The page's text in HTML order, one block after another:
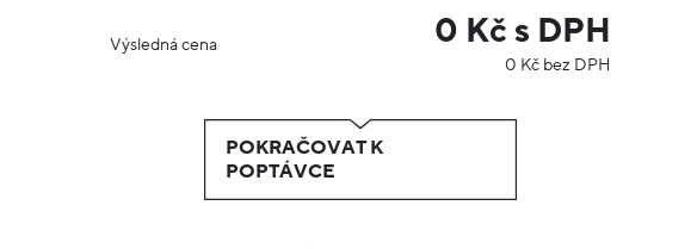
Výsledná cena 0 Kč s DPH
0 Kč bez DPH
POKRAČOVAT K
POPTÁVCE